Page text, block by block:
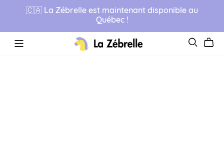
🇨🇦 La Zébrelle est maintenant disponible au
Québec !